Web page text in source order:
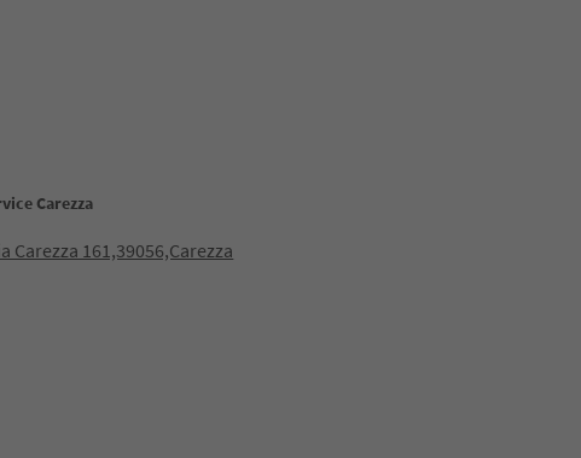
Carezza
Carezza 161,39056,Carezza